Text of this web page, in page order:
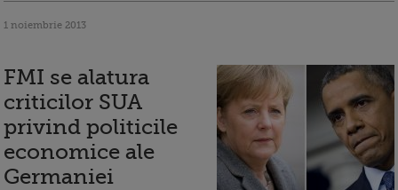
1 noiembrie 2013
FMI se alatura
criticilor SUA
privind politicile
economice ale
Germaniei